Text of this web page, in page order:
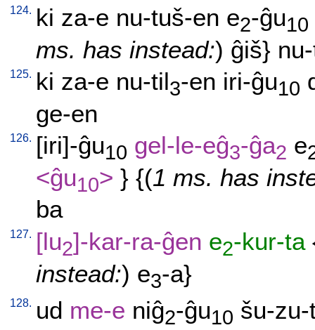
124. ki za-e nu-tuš-en e2-ĝu10
ms. has instead:) ĝiš}
125. ki za-e nu-til3-en iri-ĝu10
ge-en
126. [iri]-ĝu10 gel-le-eĝ3-ĝa2 e
<ĝu10> } {(1 ms. has
ba
127. [lu2]-kar-ra-ĝen e2-kur-ta
instead:) e3-a}
128. ud me-e niĝ2-ĝu10 šu-zu-